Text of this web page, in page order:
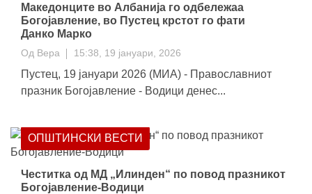
Македонците во Албанија го одбележаа
Богојавление, во Пустец крстот го фати
Данко Марко
Од Вера 15:38, 19 јануари, 2026
Пустец, 19 јануари 2026 (МИА) - Православниот
празник Богојавление - Водици денес...
ОПШТИНСКИ ВЕСТИ
Честитка од МД „Илинден“ по повод празникот
Богојавление-Водици